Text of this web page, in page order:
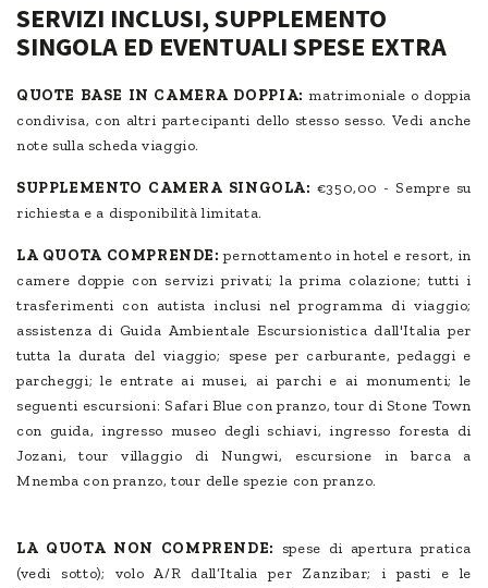
SERVIZI INCLUSI, SUPPLEMENTO
SINGOLA ED EVENTUALI SPESE EXTRA
QUOTE BASE IN CAMERA DOPPIA: matrimoniale o doppia
condivisa, con altri partecipanti dello stesso sesso. Vedi anche
note sulla scheda viaggio.
SUPPLEMENTO CAMERA SINGOLA: €350,00 - Sempre su
richiesta e a disponibilità limitata.
LA QUOTA COMPRENDE: pernottamento in hotel e resort, in
camere doppie con servizi privati; la prima colazione; tutti i
trasferimenti con autista inclusi nel programma di viaggio;
assistenza di Guida Ambientale Escursionistica dall'Italia per
tutta la durata del viaggio; spese per carburante, pedaggi e
parcheggi; le entrate ai musei, ai parchi e ai monumenti; le
seguenti escursioni: Safari Blue con pranzo, tour di Stone Town
con guida, ingresso museo degli schiavi, ingresso foresta di
Jozani, tour villaggio di Nungwi, escursione in barca a
Mnemba con pranzo, tour delle spezie con pranzo.
LA QUOTA NON COMPRENDE: spese di apertura pratica
(vedi sotto); volo A/R dall’Italia per Zanzibar; i pasti e le